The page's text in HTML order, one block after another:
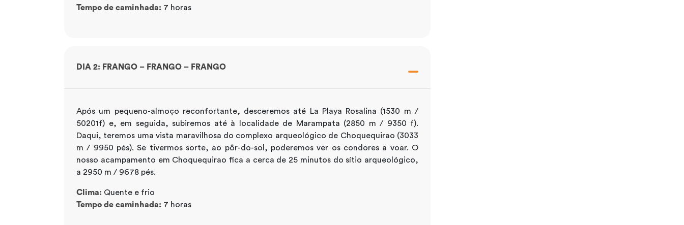
Tempo de caminhada: 7 horas
DIA 2: FRANGO – FRANGO – FRANGO
Após um pequeno-almoço reconfortante, desceremos até La Playa Rosalina (1530 m /
50201f) e, em seguida, subiremos até à localidade de Marampata (2850 m / 9350 f).
Daqui, teremos uma vista maravilhosa do complexo arqueológico de Choquequirao (3033
m / 9950 pés). Se tivermos sorte, ao pôr-do-sol, poderemos ver os condores a voar. O
nosso acampamento em Choquequirao fica a cerca de 25 minutos do sítio arqueológico,
a 2950 m / 9678 pés.
Clima: Quente e frio
Tempo de caminhada: 7 horas